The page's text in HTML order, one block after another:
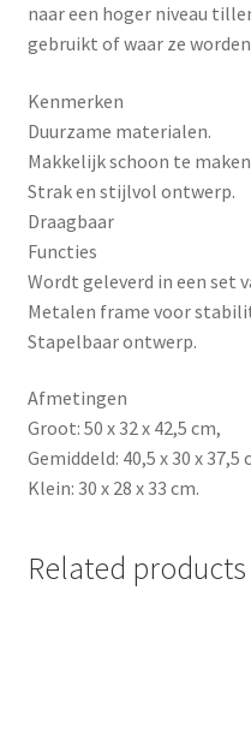
naar een hoger niveau
gebruikt of waar ze
Kenmerken
Duurzame materialen.
Makkelijk schoon te
Strak en stijlvol ontwerp.
Draagbaar
Functies
Wordt geleverd in een set
Metalen frame voor
Stapelbaar ontwerp.
Afmetingen
Groot: 50 x 32 x 42,5 cm,
Gemiddeld: 40,5 x 30 x 37,5
Klein: 30 x 28 x 33 cm.
Related products